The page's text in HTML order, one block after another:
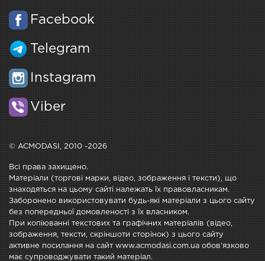
Facebook
Telegram
Instagram
Viber
© ACMODASI, 2010 -2026
Всі права захищено.
Матеріали (торгові марки, відео, зображення і тексти), що
знаходяться на цьому сайті належать їх правовласникам.
Заборонено використовувати будь-які матеріали з цього сайту
без попередньої домовленості з їх власником.
При копіюванні текстових та графічних матеріалів (відео,
зображення, тексти, скріншоти сторінок) з цього сайту
активне посилання на сайт www.acmodasi.com.ua обов'язково
має супроводжувати такий матеріал.